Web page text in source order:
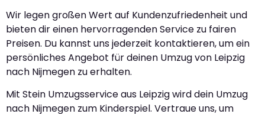
Wir legen großen Wert auf Kundenzufriedenheit und
bieten dir einen hervorragenden Service zu fairen
Preisen. Du kannst uns jederzeit kontaktieren, um ein
persönliches Angebot für deinen Umzug von Leipzig
nach Nijmegen zu erhalten.
Mit Stein Umzugsservice aus Leipzig wird dein Umzug
nach Nijmegen zum Kinderspiel. Vertraue uns, um